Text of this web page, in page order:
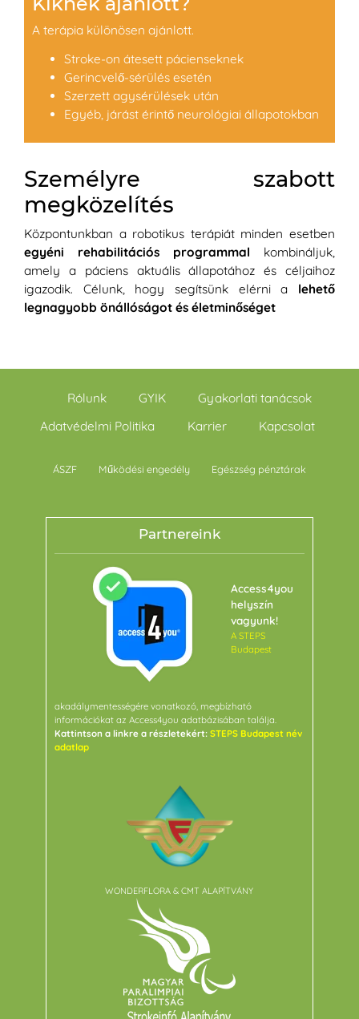
A terápia különösen ajánlott.
Stroke-on átesett pácienseknek
Gerincvelő-sérülés esetén
Szerzett agysérülések után
Egyéb, járást érintő neurológiai állapotokban
Személyre szabott
megközelítés
Központunkban a robotikus terápiát minden esetben
egyéni rehabilitációs programmal kombináljuk,
amely a páciens aktuális állapotához és céljaihoz
igazodik. Célunk, hogy segítsünk elérni a lehető
legnagyobb önállóságot és életminőséget
Rólunk GYIK
Gyakorlati tanácsok
Adatvédelmi Politika
Karrier Kapcsolat
ÁSZF Működési engedély Egészség pénztárak
Partnereink
Access4you
helyszín
vagyunk!
A STEPS
Budapest
akadálymentességére vonatkozó, megbízható
információkat az Access4you adatbázisában találja.
Kattintson a linkre a részletekért: STEPS Budapest név
adatlap
WONDERFLORA & CMT ALAPÍTVÁNY